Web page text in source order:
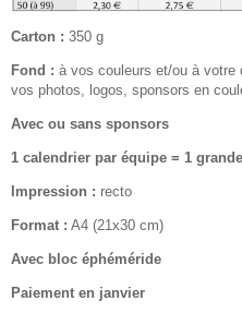
Carton : 350 g
Fond : à vos couleurs et/ou à votre
vos photos, logos, sponsors en
Avec ou sans sponsors
1 calendrier par équipe = 1
Impression : recto
Format : A4 (21x30 cm)
Avec bloc éphéméride
Paiement en janvier